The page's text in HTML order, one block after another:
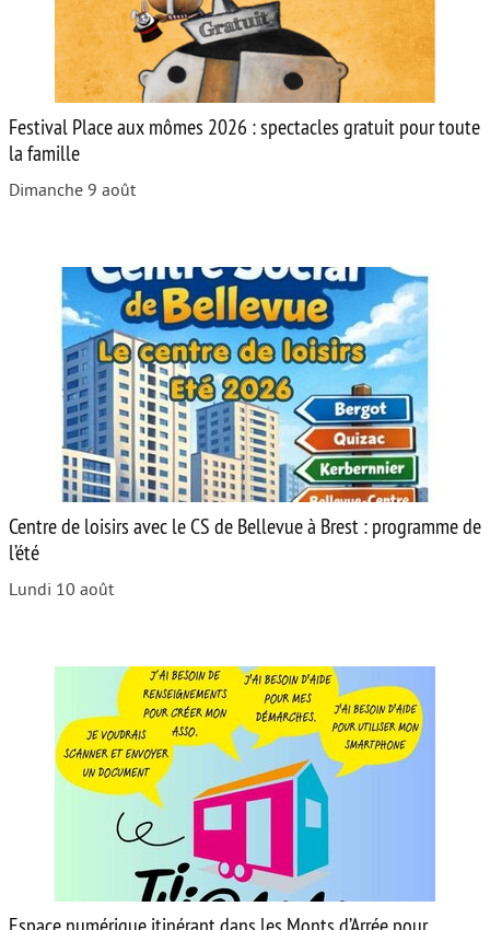
Festival Place aux mômes 2026 : spectacles gratuit pour toute
la famille
Dimanche 9 août
Centre de loisirs avec le CS de Bellevue à Brest : programme de
l’été
Lundi 10 août